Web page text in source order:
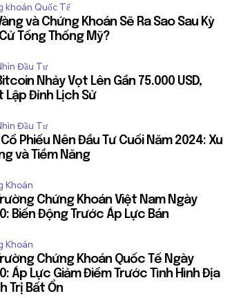
khoán Quốc Tế
và Chứng Khoán Sẽ Ra Sao Sau Kỳ
Tổng Thống Mỹ?
Đầu Tư
Nhảy Vọt Lên Gần 75.000 USD,
Lập Đỉnh Lịch Sử
Đầu Tư
Phiếu Nên Đầu Tư Cuối Năm 2024: Xu
và Tiềm Năng
Khoán
Chứng Khoán Việt Nam Ngày
Biến Động Trước Áp Lực Bán
Khoán
Chứng Khoán Quốc Tế Ngày
Áp Lực Giảm Điểm Trước Tình Hình Địa
Trị Bất Ổn